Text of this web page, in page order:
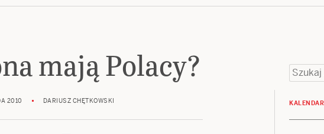
mają Polacy?
2010 DARIUSZ CHĘTKOWSKI
Szukaj: